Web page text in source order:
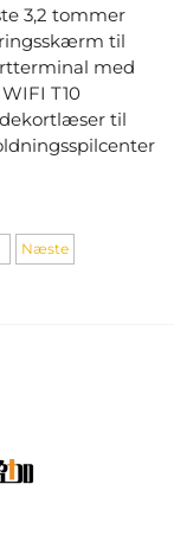
3,2 tommer
til
med
WIFI T10
til
Næste